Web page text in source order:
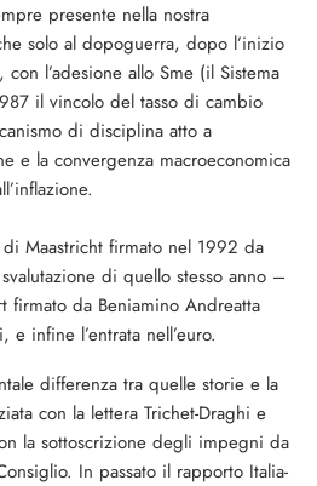
presente nella nostra
solo al dopoguerra, dopo l’inizio
l’adesione allo Sme (il Sistema
il vincolo del tasso di cambio
di disciplina atto a
e la convergenza macroeconomica
Maastricht firmato nel 1992 da
di quello stesso anno –
firmato da Beniamino Andreatta
infine l’entrata nell’euro.
differenza tra quelle storie e la
con la lettera Trichet-Draghi e
la sottoscrizione degli impegni da
In passato il rapporto Italia-